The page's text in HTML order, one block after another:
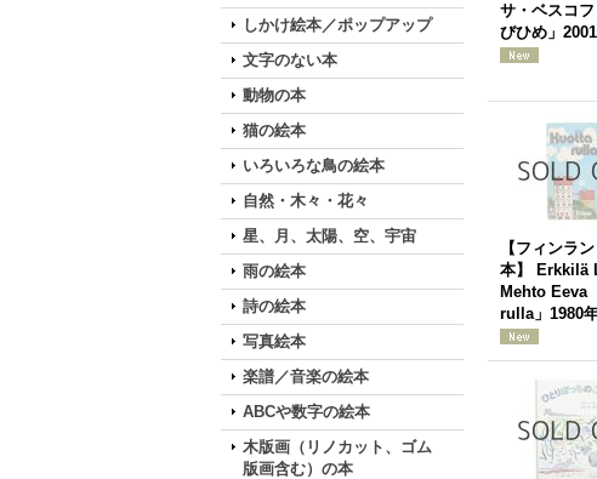
しかけ絵本／ポップアップ
文字のない本
動物の本
猫の絵本
いろいろな鳥の絵本
自然・木々・花々
星、月、太陽、空、宇宙
雨の絵本
詩の絵本
写真絵本
楽譜／音楽の絵本
ABCや数字の絵本
木版画（リノカット、ゴム
版画含む）の本
サ・ベスコ
びひめ」
【フィンラ
本】 Erkkilä
Mehto Eeva
rulla」1980